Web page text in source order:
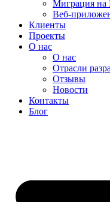
Миграция на
Веб-
Клиенты
Проекты
О нас
О нас
Отрасли
Отзывы
Новости
Контакты
Блог